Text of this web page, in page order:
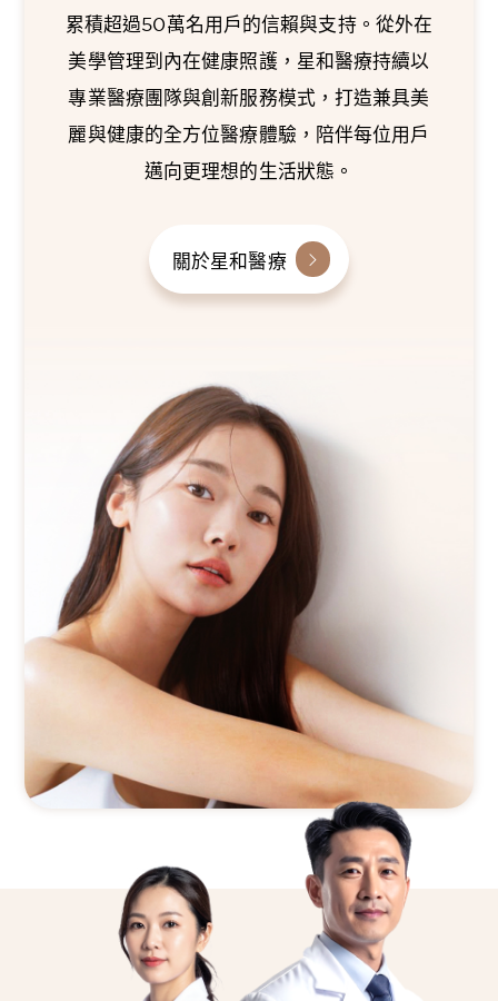
累積超過50萬名用戶的信賴與支持。從外在
美學管理到內在健康照護，星和醫療持續以
專業醫療團隊與創新服務模式，打造兼具美
麗與健康的全方位醫療體驗，陪伴每位用戶
邁向更理想的生活狀態。
關於星和醫療